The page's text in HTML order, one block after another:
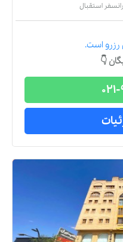
استقبال
رزرو است.
👇